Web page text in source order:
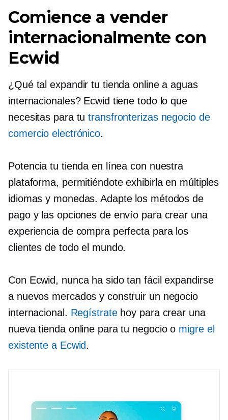
Comience a vender
internacionalmente con
Ecwid
¿Qué tal expandir tu tienda online a aguas
internacionales? Ecwid tiene todo lo que
necesitas para tutransfronterizasnegocio de
comercio electrónico.
Potencia tu tienda en línea con nuestra
plataforma, permitiéndote exhibirla en múltiples
idiomas y monedas. Adapte los métodos de
pago y las opciones de envío para crear una
experiencia de compra perfecta para los
clientes de todo el mundo.
Con Ecwid, nunca ha sido tan fácil expandirse
a nuevos mercados y construir un negocio
internacional. Regístratehoy para crear una
nueva tienda online para tu negocio o migre el
existente a Ecwid.